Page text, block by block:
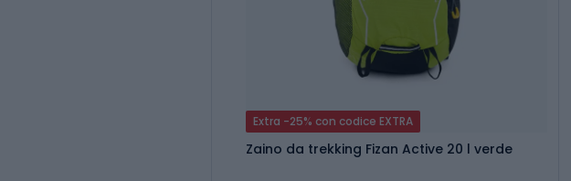
Extra -25% con codice EXTRA
Zaino da trekking Fizan Active 20 l verde